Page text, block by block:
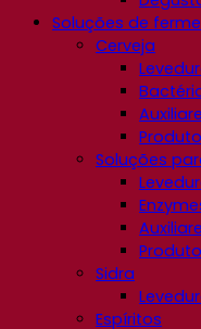
Soluções de
Cerveja
Soluções
Sidra
Espíritos